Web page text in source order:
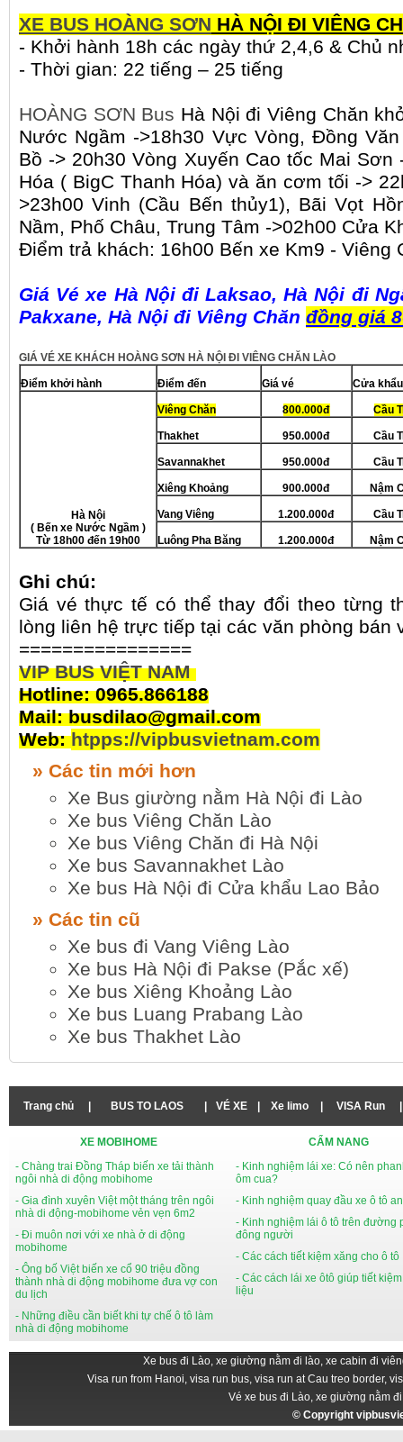
XE BUS HOÀNG SƠN HÀ NỘI ĐI VIÊNG
- Khởi hành 18h các ngày thứ 2,4,6 & Chủ
- Thời gian: 22 tiếng – 25 tiếng
HOÀNG SƠN Bus Hà Nội đi Viêng Chăn
Nước Ngầm ->18h30 Vực Vòng, Đồng
Bồ -> 20h30 Vòng Xuyến Cao tốc Mai
Hóa ( BigC Thanh Hóa) và ăn cơm tối ->
>23h00 Vinh (Cầu Bến thủy1), Bãi Vọt
Nầm, Phố Châu, Trung Tâm ->02h00 Cửa
Điểm trả khách: 16h00 Bến xe Km9 - Viêng
Giá Vé xe Hà Nội đi Laksao, Hà Nội đi
Pakxane, Hà Nội đi Viêng Chăn đồng giá
GIÁ VÉ XE KHÁCH HOÀNG SƠN HÀ NỘI ĐI VIÊNG CHĂN LÀO
Điểm khởi hành Điểm đến Giá vé
Hà Nội
( Bến xe Nước Ngầm )
Từ 18h00 đến 19h00
Viêng Chăn 800.000đ Cầu
Thakhet 950.000đ Cầu
Savannakhet 950.000đ Cầu
Xiêng Khoảng 900.000đ Nậm
Vang Viêng 1.200.000đ Cầu
Luông Pha Băng 1.200.000đ Nậm
Ghi chú:
Giá vé thực tế có thể thay đổi theo từng
lòng liên hệ trực tiếp tại các văn phòng
================
VIP BUS VIỆT NAM
Hotline: 0965.866188
Mail: busdilao@gmail.com
Web:htpps://vipbusvietnam.com
» Các tin mới hơn
Xe Bus giường nằm Hà Nội đi Lào
Xe bus Viêng Chăn Lào
Xe bus Viêng Chăn đi Hà Nội
Xe bus Savannakhet Lào
Xe bus Hà Nội đi Cửa khẩu Lao Bảo
» Các tin cũ
Xe bus đi Vang Viêng Lào
Xe bus Hà Nội đi Pakse (Pắc xế)
Xe bus Xiêng Khoảng Lào
Xe bus Luang Prabang Lào
Xe bus Thakhet Lào
Trang chủ BUS TO LAOS VÉ XE Xe limo VISA Run
XE MOBIHOME
- Chàng trai Đồng Tháp biến xe tải thành
ngôi nhà di động mobihome
- Gia đình xuyên Việt một tháng trên ngôi
nhà di động-mobihome vẻn vẹn 6m2
- Đi muôn nơi với xe nhà ở di động
mobihome
- Ông bố Việt biến xe cổ 90 triệu đồng
thành nhà di động mobihome đưa vợ con
du lịch
- Những điều cần biết khi tự chế ô tô làm
nhà di động mobihome
CẨM NANG
- Kinh nghiệm lái xe: Có nên
ôm cua?
- Kinh nghiệm quay đầu xe ô tô
- Kinh nghiệm lái ô tô trên đường
đông người
- Các cách tiết kiệm xăng cho ô tô
- Các cách lái xe ôtô giúp tiết
liệu
Xe bus đi Lào, xe giường nằm đi lào, xe cabin đi
Visa run from Hanoi, visa run bus, visa run at Cau treo border,
Vé xe bus đi Lào, xe giường nằm
© Copyright